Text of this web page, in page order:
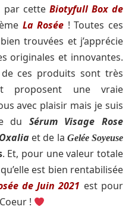
par cette Biotyfull Box de
La Rosée ! Toutes ces
trouvées et j’apprécie
originales et innovantes.
de ces produits sont très
proposent une vraie
avec plaisir mais je suis
du Sérum Visage Rose
et de la Gelée Soyeuse
. Et, pour une valeur totale
est bien rentabilisée
de Juin 2021 est pour
!